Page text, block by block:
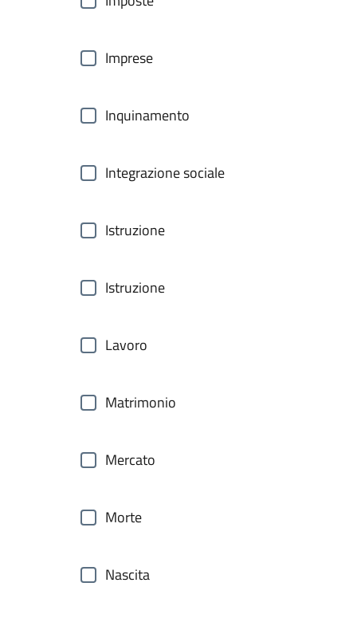
Imprese
Inquinamento
Integrazione sociale
Istruzione
Istruzione
Lavoro
Matrimonio
Mercato
Morte
Nascita